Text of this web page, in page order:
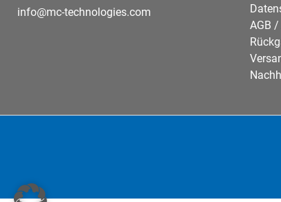
info@mc-technologies.com
AGB /